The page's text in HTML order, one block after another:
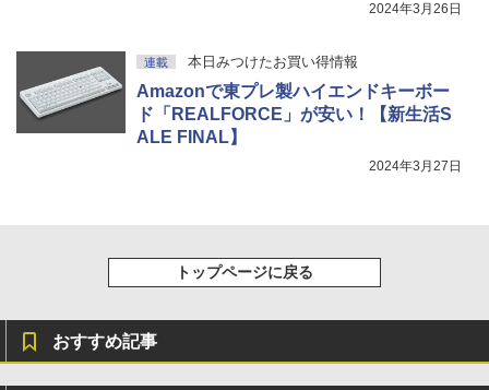
2024年3月26日
連載 本日みつけたお買い得情報
Amazonで東プレ製ハイエンドキーボー
ド「REALFORCE」が安い！【新生活S
ALE FINAL】
2024年3月27日
トップページに戻る
おすすめ記事